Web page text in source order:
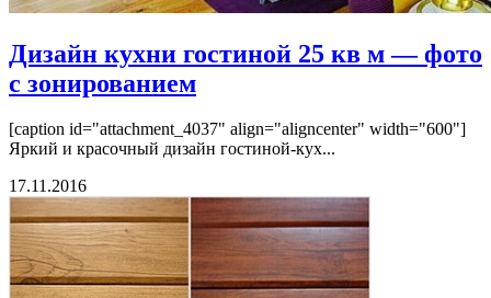
Дизайн кухни гостиной 25 кв м — фото
с зонированием
[caption id="attachment_4037" align="aligncenter" width="600"]
Яркий и красочный дизайн гостиной-кух...
17.11.2016